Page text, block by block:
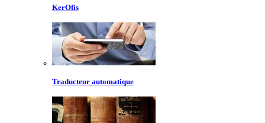
KerOfis
Traducteur automatique